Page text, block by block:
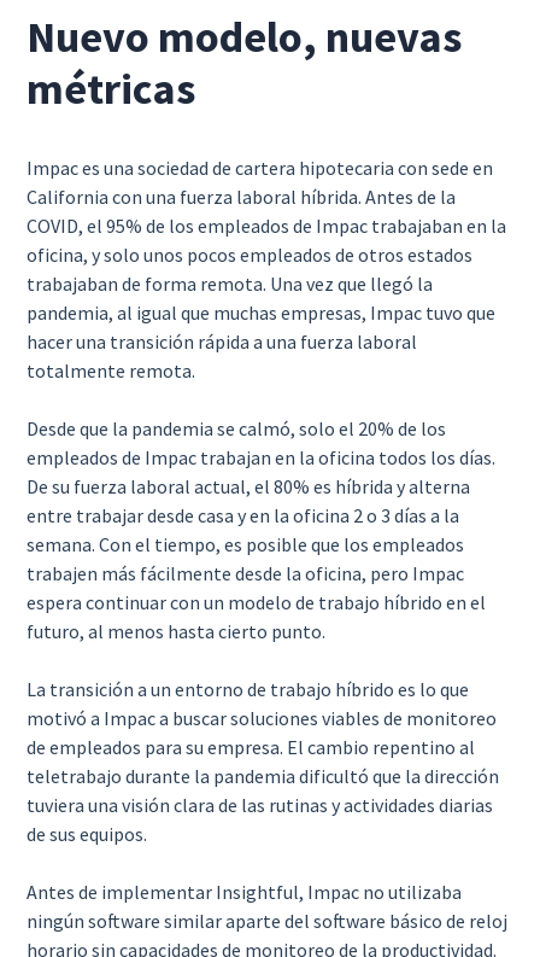
Nuevo modelo, nuevas
métricas
Impac es una sociedad de cartera hipotecaria con sede en
California con una fuerza laboral híbrida. Antes de la
COVID, el 95% de los empleados de Impac trabajaban en la
oficina, y solo unos pocos empleados de otros estados
trabajaban de forma remota. Una vez que llegó la
pandemia, al igual que muchas empresas, Impac tuvo que
hacer una transición rápida a una fuerza laboral
totalmente remota.
Desde que la pandemia se calmó, solo el 20% de los
empleados de Impac trabajan en la oficina todos los días.
De su fuerza laboral actual, el 80% es híbrida y alterna
entre trabajar desde casa y en la oficina 2 o 3 días a la
semana. Con el tiempo, es posible que los empleados
trabajen más fácilmente desde la oficina, pero Impac
espera continuar con un modelo de trabajo híbrido en el
futuro, al menos hasta cierto punto.
La transición a un entorno de trabajo híbrido es lo que
motivó a Impac a buscar soluciones viables de monitoreo
de empleados para su empresa. El cambio repentino al
teletrabajo durante la pandemia dificultó que la dirección
tuviera una visión clara de las rutinas y actividades diarias
de sus equipos.
Antes de implementar Insightful, Impac no utilizaba
ningún software similar aparte del software básico de reloj
horario sin capacidades de monitoreo de la productividad.